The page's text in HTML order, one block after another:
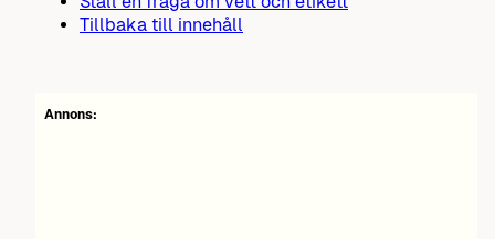
Tillbaka till innehåll
Annons: